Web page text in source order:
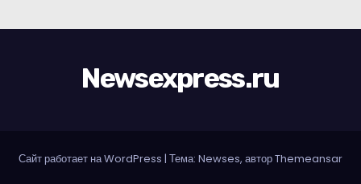
Newsexpress.ru
Сайт работает на WordPress | Тема: Newses, авторThemeansar